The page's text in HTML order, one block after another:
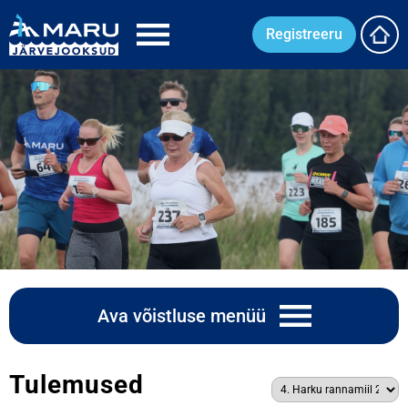
Registreeru
Ava võistluse menüü
Tulemused